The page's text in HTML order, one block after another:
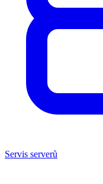
Servis serverů